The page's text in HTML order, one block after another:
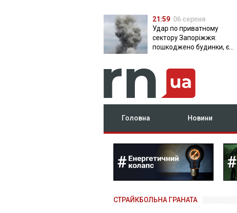
21:59 06 серпня
Удар по приватному
сектору Запоріжжя:
пошкоджено будинки, є
Головна Новини
СТРАЙКБОЛЬНА ГРАНАТА